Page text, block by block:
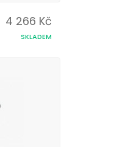
4 266 Kč
SKLADEM